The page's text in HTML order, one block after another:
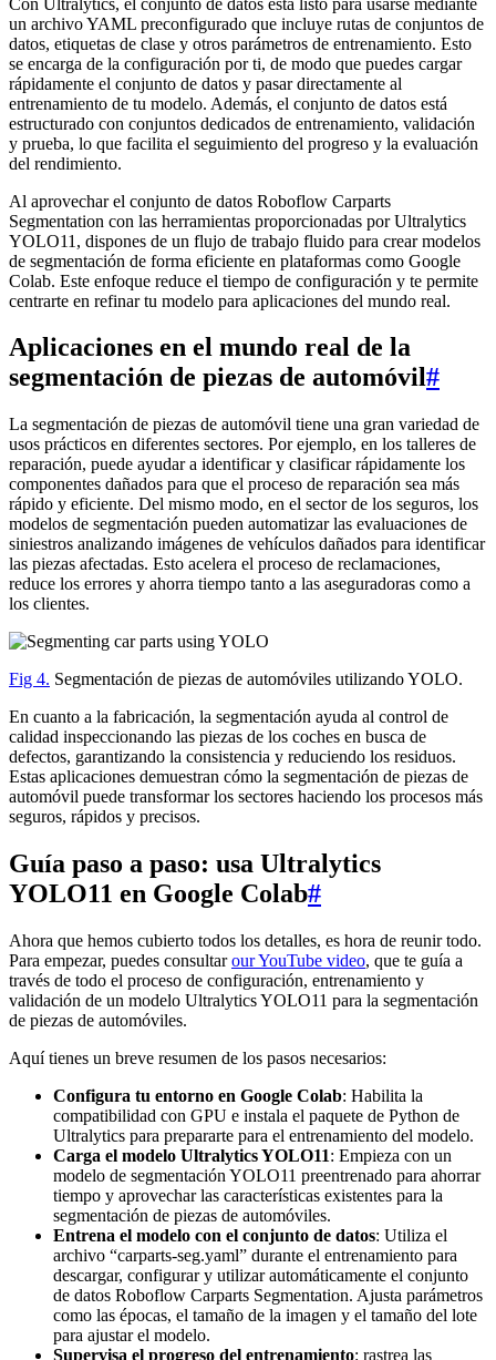
un archivo YAML preconfigurado que incluye rutas de conjuntos de
datos, etiquetas de clase y otros parámetros de entrenamiento. Esto
se encarga de la configuración por ti, de modo que puedes cargar
rápidamente el conjunto de datos y pasar directamente al
entrenamiento de tu modelo. Además, el conjunto de datos está
estructurado con conjuntos dedicados de entrenamiento, validación
y prueba, lo que facilita el seguimiento del progreso y la evaluación
del rendimiento.
Al aprovechar el conjunto de datos Roboflow Carparts
Segmentation con las herramientas proporcionadas por Ultralytics
YOLO11, dispones de un flujo de trabajo fluido para crear modelos
de segmentación de forma eficiente en plataformas como Google
Colab. Este enfoque reduce el tiempo de configuración y te permite
centrarte en refinar tu modelo para aplicaciones del mundo real.
Aplicaciones en el mundo real de la
segmentación de piezas de automóvil#
La segmentación de piezas de automóvil tiene una gran variedad de
usos prácticos en diferentes sectores. Por ejemplo, en los talleres de
reparación, puede ayudar a identificar y clasificar rápidamente los
componentes dañados para que el proceso de reparación sea más
rápido y eficiente. Del mismo modo, en el sector de los seguros, los
modelos de segmentación pueden automatizar las evaluaciones de
siniestros analizando imágenes de vehículos dañados para identificar
las piezas afectadas. Esto acelera el proceso de reclamaciones,
reduce los errores y ahorra tiempo tanto a las aseguradoras como a
los clientes.
Fig 4. Segmentación de piezas de automóviles utilizando YOLO.
En cuanto a la fabricación, la segmentación ayuda al control de
calidad inspeccionando las piezas de los coches en busca de
defectos, garantizando la consistencia y reduciendo los residuos.
Estas aplicaciones demuestran cómo la segmentación de piezas de
automóvil puede transformar los sectores haciendo los procesos más
seguros, rápidos y precisos.
Guía paso a paso: usa Ultralytics
YOLO11 en Google Colab#
Ahora que hemos cubierto todos los detalles, es hora de reunir todo.
Para empezar, puedes consultarour YouTube video, que te guía a
través de todo el proceso de configuración, entrenamiento y
validación de un modelo Ultralytics YOLO11 para la segmentación
de piezas de automóviles.
Aquí tienes un breve resumen de los pasos necesarios:
Configura tu entorno en Google Colab: Habilita la
compatibilidad con GPU e instala el paquete de Python de
Ultralytics para prepararte para el entrenamiento del modelo.
Carga el modelo Ultralytics YOLO11: Empieza con un
modelo de segmentación YOLO11 preentrenado para ahorrar
tiempo y aprovechar las características existentes para la
segmentación de piezas de automóviles.
Entrena el modelo con el conjunto de datos: Utiliza el
archivo “carparts-seg.yaml” durante el entrenamiento para
descargar, configurar y utilizar automáticamente el conjunto
de datos Roboflow Carparts Segmentation. Ajusta parámetros
como las épocas, el tamaño de la imagen y el tamaño del lote
para ajustar el modelo.
Supervisa el progreso del entrenamiento: rastrea las